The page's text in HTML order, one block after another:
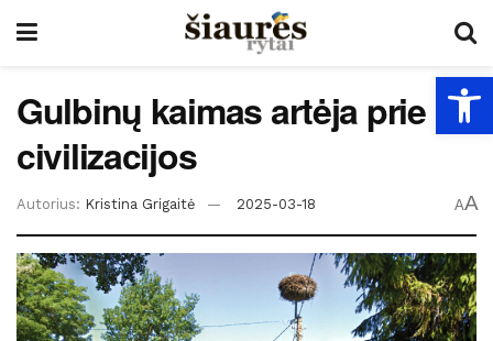
Gulbinų kaimas artėja prie
civilizacijos
Autorius: Kristina Grigaitė 2025-03-18 AA